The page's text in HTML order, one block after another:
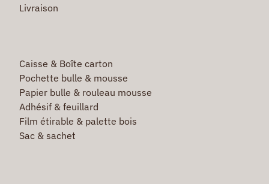
Livraison
Caisse & Boîte carton
Pochette bulle & mousse
Papier bulle & rouleau mousse
Adhésif & feuillard
Film étirable & palette bois
Sac & sachet